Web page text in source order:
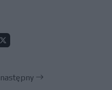
następny